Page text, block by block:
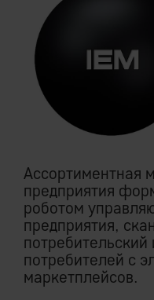
Ассортиментная
предприятия
роботом
предприятия,
потребителей с
маркетплейсов.